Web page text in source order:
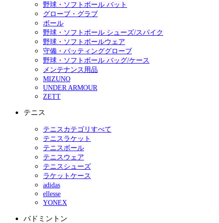
野球・ソフトボール バット
グローブ・グラブ
ボール
野球・ソフトボール シューズ/スパイク
野球・ソフトボールウェア
守備・バッティンググローブ
野球・ソフトボール バッグ/ケース
メンテナンス用品
MIZUNO
UNDER ARMOUR
ZETT
テニス
テニスカテゴリすべて
テニスラケット
テニスボール
テニスウェア
テニスシューズ
ラケットケース
adidas
ellesse
YONEX
バドミントン